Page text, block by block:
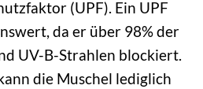
(UPF). Ein UPF
da er über 98% der
UV-B-Strahlen blockiert.
die Muschel lediglich